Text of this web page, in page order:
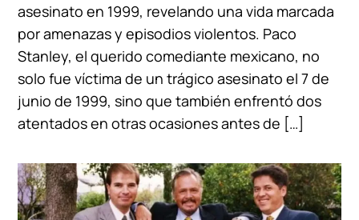
asesinato en 1999, revelando una vida marcada
por amenazas y episodios violentos. Paco
Stanley, el querido comediante mexicano, no
solo fue víctima de un trágico asesinato el 7 de
junio de 1999, sino que también enfrentó dos
atentados en otras ocasiones antes de […]